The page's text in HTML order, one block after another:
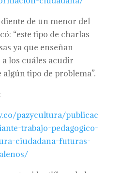
de un menor del
“este tipo de charlas
ya que enseñan
los cuáles acudir
tipo de problema”.
pazycultura/publicac
trabajo-pedagogico-
ciudadana-futuras-